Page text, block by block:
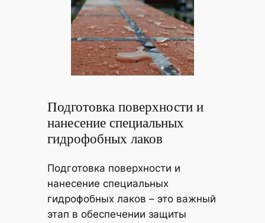
Подготовка поверхности и
нанесение специальных
гидрофобных лаков
Подготовка поверхности и
нанесение специальных
гидрофобных лаков – это важный
этап в обеспечении защиты